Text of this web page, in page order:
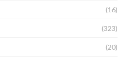
(16)
(323)
(20)